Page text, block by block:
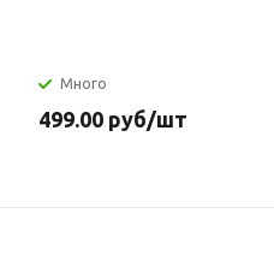
Много
499.00 руб/шт